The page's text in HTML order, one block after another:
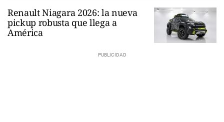
Renault Niagara 2026: la nueva
pickup robusta que llega a
América